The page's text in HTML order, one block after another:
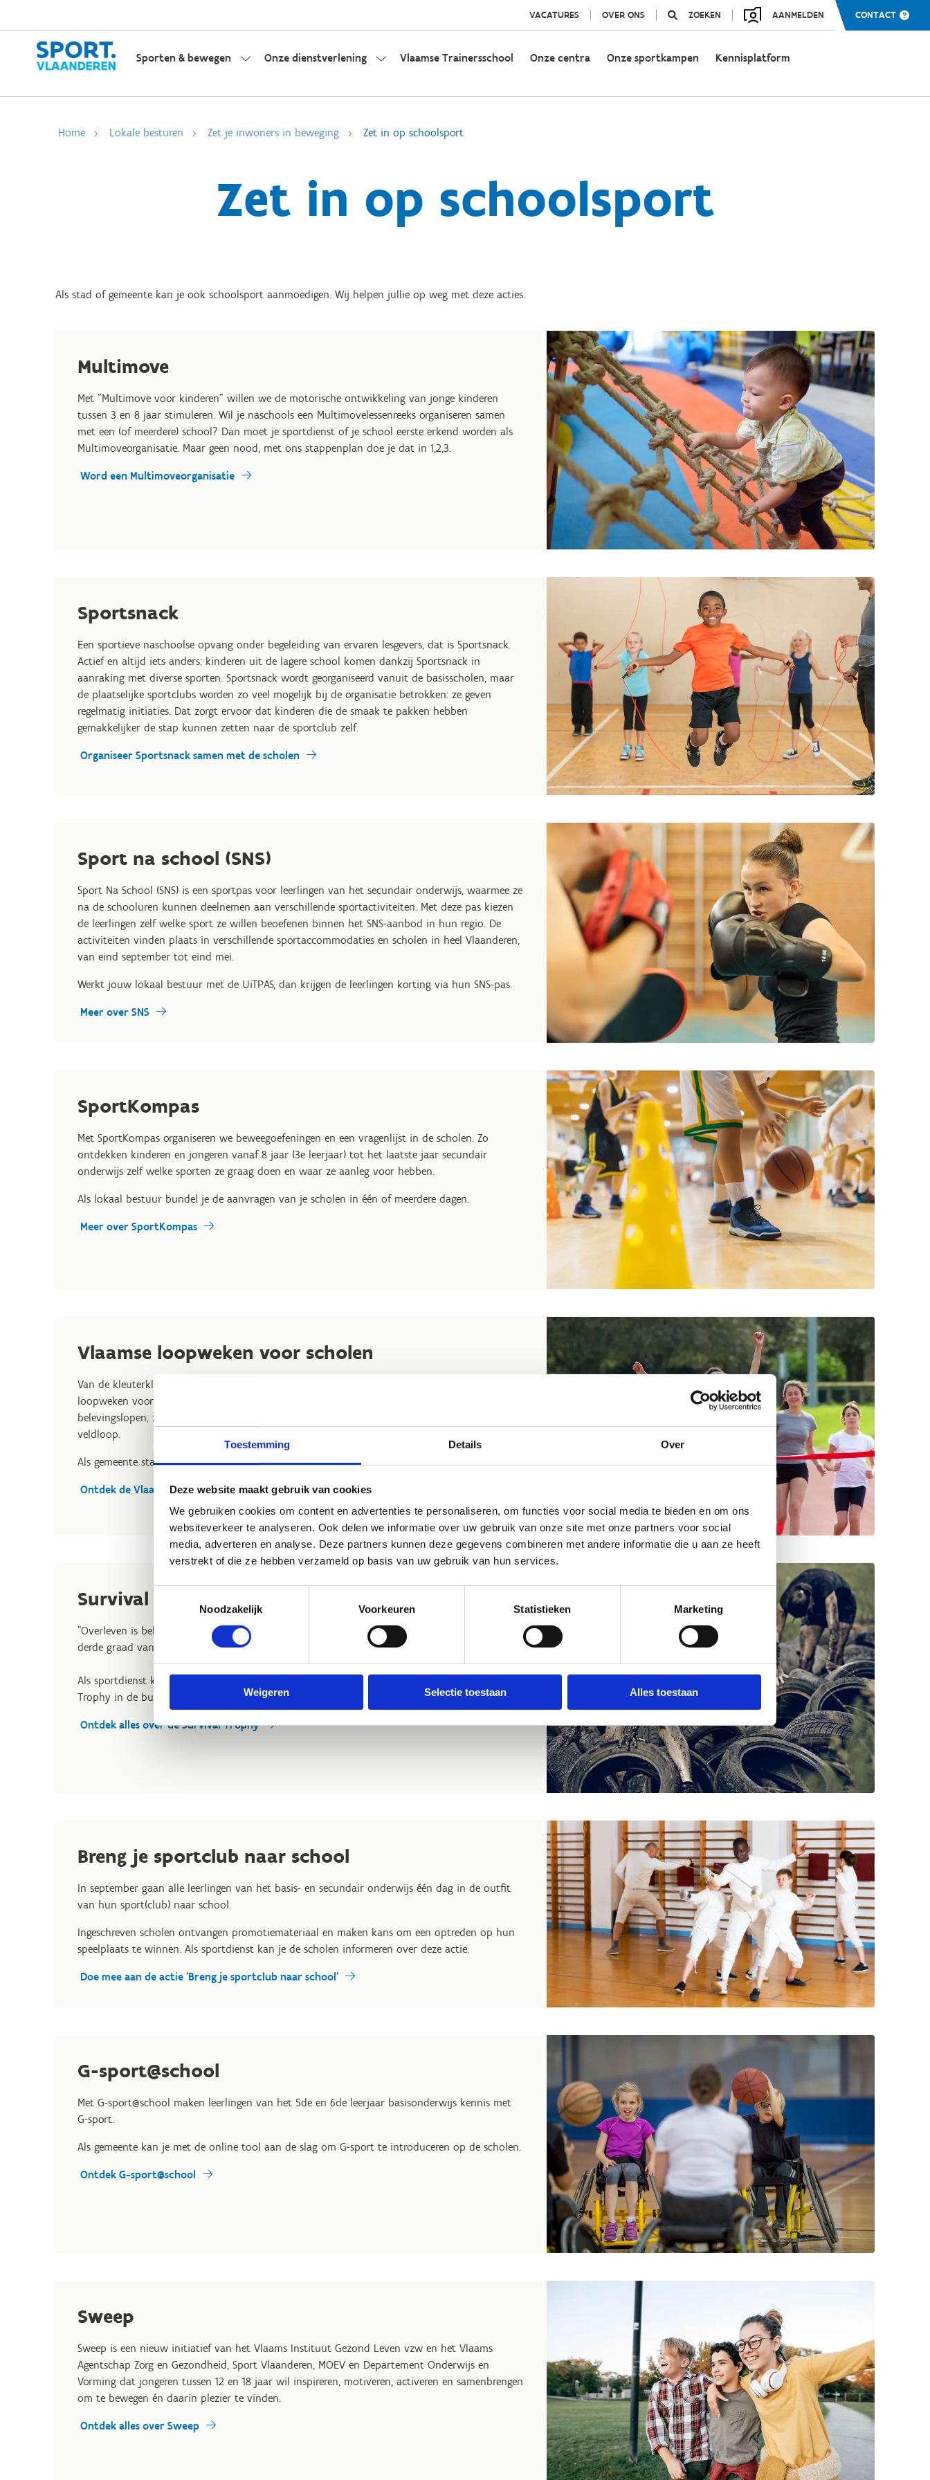
Toestemming Details Over
Deze website maakt gebruik van cookies
We gebruiken cookies om content en advertenties te personaliseren, om functies voor social media te bieden en om ons
websiteverkeer te analyseren. Ook delen we informatie over uw gebruik van onze site met onze partners voor social
media, adverteren en analyse. Deze partners kunnen deze gegevens combineren met andere informatie die u aan ze heeft
verstrekt of die ze hebben verzameld op basis van uw gebruik van hun services.
Noodzakelijk
Voorkeuren Statistieken Marketing
Weigeren Selectie toestaan Alles toestaan
VACATURES OVER ONS ZOEKEN AANMELDEN CONTACT
Sporten & bewegen Onze dienstverlening Vlaamse Trainersschool Onze centra Onze sportkampen Kennisplatform
Home Lokale besturen Zet je inwoners in beweging Zet in op schoolsport
Zet in op schoolsport
Als stad of gemeente kan je ook schoolsport aanmoedigen. Wij helpen jullie op weg met deze acties.
Multimove
Met "Multimove voor kinderen" willen we de motorische ontwikkeling van jonge kinderen
tussen 3 en 8 jaar stimuleren. Wil je naschools een Multimovelessenreeks organiseren samen
met een (of meerdere) school? Dan moet je sportdienst of je school eerste erkend worden als
Multimoveorganisatie. Maar geen nood, met ons stappenplan doe je dat in 1,2,3.
Word een Multimoveorganisatie
Sportsnack
Een sportieve naschoolse opvang onder begeleiding van ervaren lesgevers, dat is Sportsnack.
Actief en altijd iets anders: kinderen uit de lagere school komen dankzij Sportsnack in
aanraking met diverse sporten. Sportsnack wordt georganiseerd vanuit de basisscholen, maar
de plaatselijke sportclubs worden zo veel mogelijk bij de organisatie betrokken: ze geven
regelmatig initiaties. Dat zorgt ervoor dat kinderen die de smaak te pakken hebben
gemakkelijker de stap kunnen zetten naar de sportclub zelf.
Organiseer Sportsnack samen met de scholen
Sport na school (SNS)
Sport Na School (SNS) is een sportpas voor leerlingen van het secundair onderwijs, waarmee ze
na de schooluren kunnen deelnemen aan verschillende sportactiviteiten. Met deze pas kiezen
de leerlingen zelf welke sport ze willen beoefenen binnen het SNS-aanbod in hun regio. De
activiteiten vinden plaats in verschillende sportaccommodaties en scholen in heel Vlaanderen,
van eind september tot eind mei.
Werkt jouw lokaal bestuur met de UiTPAS, dan krijgen de leerlingen korting via hun SNS-pas.
Meer over SNS
SportKompas
Met SportKompas organiseren we beweegoefeningen en een vragenlijst in de scholen. Zo
ontdekken kinderen en jongeren vanaf 8 jaar (3e leerjaar) tot het laatste jaar secundair
onderwijs zelf welke sporten ze graag doen en waar ze aanleg voor hebben.
Als lokaal bestuur bundel je de aanvragen van je scholen in één of meerdere dagen.
Meer over SportKompas
Vlaamse loopweken voor scholen
Van de kleuterklas tot het laatste jaar van de middelbare school, iedereen kan de 'Vlaamse
loopweken voor scholen' beleven. De nadruk ligt op plezierbeleving en het organiseren van
belevingslopen, zoals hindernissenparcours en urban trails, in plaats van een traditionele
veldloop.
Als gemeente sta je in voor de organisatie voor de verschillende scholen op je grondgebied.
Ontdek de Vlaamse loopweken bij MOEV
Survival Trophy
"Overleven is belangrijker dan winnen" luidt het motto van deze hindernissenloop voor de
derde graad van het middelbaar onderwijs.
Als sportdienst kan je de secundaire scholen in je gemeente informeren wanneer de Survival
Trophy in de buurt is.
Ontdek alles over de Survival Trophy
Breng je sportclub naar school
In september gaan alle leerlingen van het basis- en secundair onderwijs één dag in de outfit
van hun sport(club) naar school.
Ingeschreven scholen ontvangen promotiemateriaal en maken kans om een optreden op hun
speelplaats te winnen. Als sportdienst kan je de scholen informeren over deze actie.
Doe mee aan de actie 'Breng je sportclub naar school'
G-sport@school
Met G-sport@school maken leerlingen van het 5de en 6de leerjaar basisonderwijs kennis met
G-sport.
Als gemeente kan je met de online tool aan de slag om G-sport te introduceren op de scholen.
Ontdek G-sport@school
Sweep
Sweep is een nieuw initiatief van het Vlaams Instituut Gezond Leven vzw en het Vlaams
Agentschap Zorg en Gezondheid, Sport Vlaanderen, MOEV en Departement Onderwijs en
Vorming dat jongeren tussen 12 en 18 jaar wil inspireren, motiveren, activeren en samenbrengen
om te bewegen én daarin plezier te vinden.
Ontdek alles over Sweep